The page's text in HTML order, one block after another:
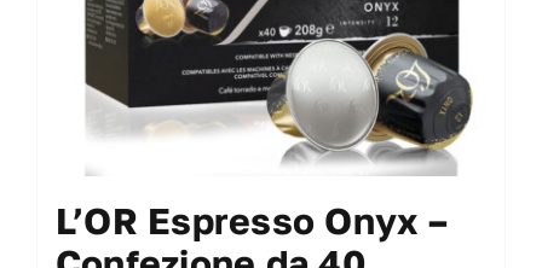
L’OR Espresso Onyx –